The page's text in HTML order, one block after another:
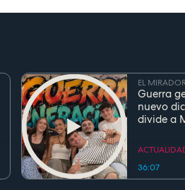
EL
Guerra
nuevo
divide a
36:07